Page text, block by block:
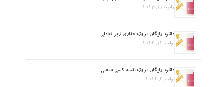
ژانویه 11, 2025
دانلود رایگان پروژه حفاری زیر تعادلی
نوامبر 12, 2024
دانلود رایگان پروژه نقشه کشی صنعتی
نوامبر 4, 2024